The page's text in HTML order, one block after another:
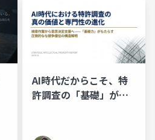
AI時代だからこそ、特
許調査の「基礎」が価